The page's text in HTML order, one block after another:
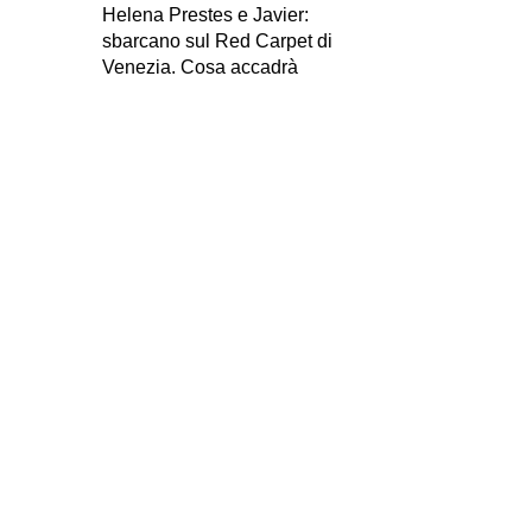
Helena Prestes e Javier:
sbarcano sul Red Carpet di
Venezia. Cosa accadrà